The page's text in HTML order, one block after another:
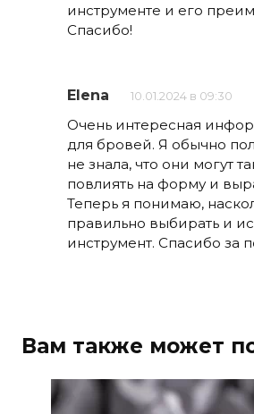
инструменте и его
Спасибо!
Elena 10.01.2024 в 09:30
Очень интересная
для бровей. Я обычно
не знала, что они могут
повлиять на форму и
Теперь я понимаю,
правильно выбирать и
инструмент. Спасибо за
Вам также может